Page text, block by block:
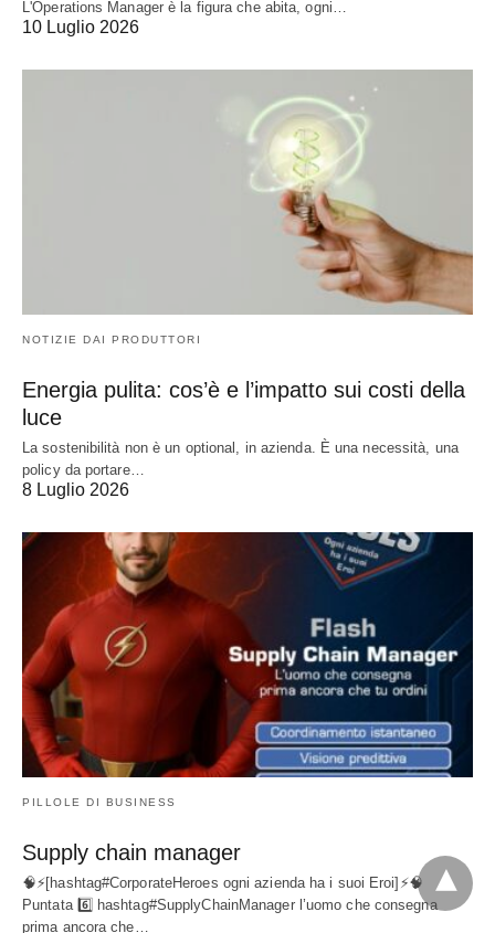
L'Operations Manager è la figura che abita, ogni…
10 Luglio 2026
NOTIZIE DAI PRODUTTORI
Energia pulita: cos’è e l’impatto sui costi della
luce
La sostenibilità non è un optional, in azienda. È una necessità, una
policy da portare…
8 Luglio 2026
PILLOLE DI BUSINESS
Supply chain manager
🧠⚡[hashtag#CorporateHeroes ogni azienda ha i suoi Eroi]⚡🧠
Puntata 6️⃣ hashtag#SupplyChainManager l’uomo che consegna
prima ancora che…